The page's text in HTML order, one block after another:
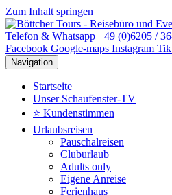
Zum Inhalt springen
Telefon & Whatsapp +49 (0)6205 /
Facebook Google-maps Instagram
Navigation
Startseite
Unser Schaufenster-TV
⭐ Kundenstimmen
Urlaubsreisen
Pauschalreisen
Cluburlaub
Adults only
Eigene Anreise
Ferienhaus